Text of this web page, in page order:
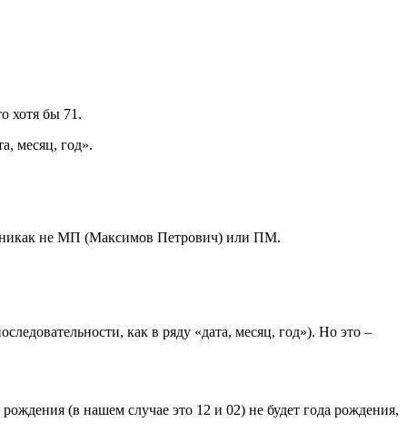
хотя бы 71.
месяц, год».
не МП (Максимов Петрович) или ПМ.
как в ряду «дата, месяц, год»). Но это –
(в нашем случае это 12 и 02) не будет года рождения,